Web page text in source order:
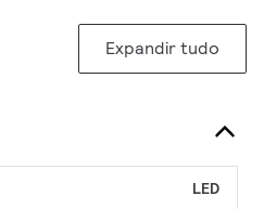
Expandir tudo
LED